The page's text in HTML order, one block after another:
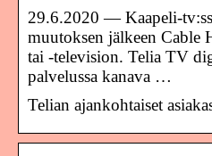
29.6.2020 — Kaapeli-
muutoksen jälkeen Cable
tai -television. Telia TV
palvelussa kanava …
Telian ajankohtaiset